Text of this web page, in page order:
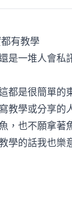
有教學
是一堆人會私
都是很簡單
教學或分享的
，也不願拿著
學的話我也樂